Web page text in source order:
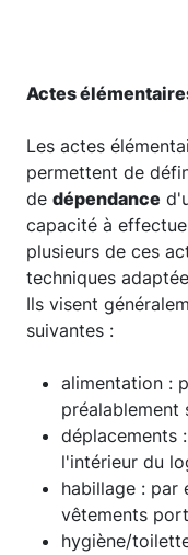
Actes
Les actes
permettent de
de dépendance
capacité à
plusieurs de ces
techniques
Ils visent
suivantes :
alimentation :
préalablement
déplacements
l'intérieur du
habillage : par
vêtements
hygiène/